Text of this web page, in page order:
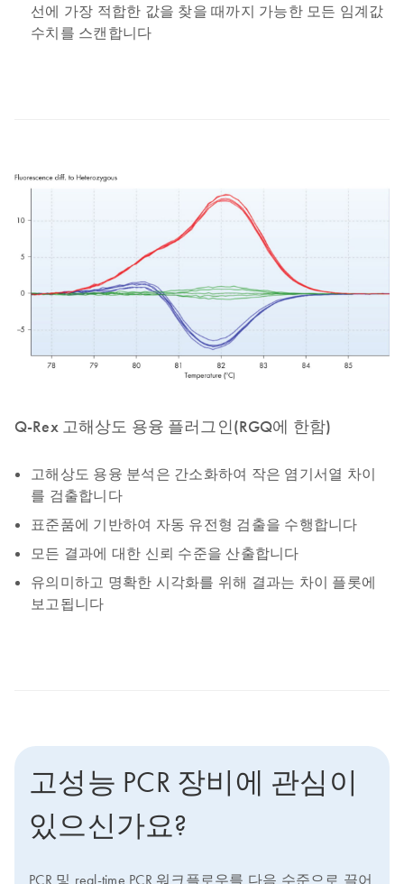
선에 가장 적합한 값을 찾을 때까지 가능한 모든 임계값
수치를 스캔합니다
Q-Rex 고해상도 용융 플러그인(RGQ에 한함)
고해상도 용융 분석은 간소화하여 작은 염기서열 차이
를 검출합니다
표준품에 기반하여 자동 유전형 검출을 수행합니다
모든 결과에 대한 신뢰 수준을 산출합니다
유의미하고 명확한 시각화를 위해 결과는 차이 플롯에
보고됩니다
고성능 PCR 장비에 관심이
있으신가요?
PCR 및 real-time PCR 워크플로우를 다음 수준으로 끌어